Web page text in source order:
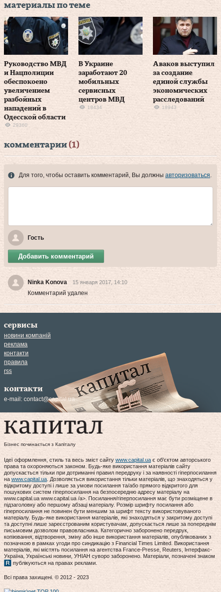
материалы по теме
Руководство МВД
и Нацполиции
обеспокоено
увеличением
разбойных
нападений в
Одесской области
29360
В Украине
заработают 20
мобильных
сервисных
центров МВД
18434
Аваков выступил
за создание
единой службы
экономических
расследований
18943
комментарии (1)
Для того, чтобы оставить комментарий, Вы должны авторизоваться.
Гость
Добавить комментарий
Ninka Konova 15 января 2017, 14:10
Комментарий удален
сервисы
новини компаній
реклама
контакти
правила
rss
контакти
e-mail: contact@capital.ua
Бізнес починається з Капіталу
Ідеї оформлення, стиль та весь зміст сайту www.capital.ua є об'єктом авторського
права та охороняються законом. Будь-яке використання матеріалів сайту
допускається тільки при дотриманні правил передруку і за наявності гіперпосилання
наwww.capital.ua. Дозволяється використання тільки матеріалів, що знаходяться у
відкритому доступі і лише за умови посилання та/або прямого відкритого для
пошукових систем гіперпосилання на безпосередню адресу матеріалу на
www.capital.ua www.capital.ua /a>. Посилання/гіперпосилання має бути розміщене в
підзаголовку або першому абзаці матеріалу. Розмір шрифту посилання або
гіперпосилання не повинен бути меншим за шрифт тексту використовуваного
матеріалу. Будь-яке використання матеріалів, які знаходяться у закритому доступі
та доступні лише зареєстрованим користувачам, допускається лише за попереднім
письмовим дозволом правовласника. Категорично заборонено передрук,
копіювання, відтворення, зміну або інше використання матеріалів, опублікованих з
позначкою в рамках угоди про синдикацію з Financial Times Limited. Використання
матеріалів, які містять посилання на агентства France-Presse, Reuters, Інтерфакс-
Україна, Українські новини, УНІАН суворо заборонено. Матеріали, позначені знаком
публікуються на правах реклами.
Всі права захищені. © 2012 - 2023